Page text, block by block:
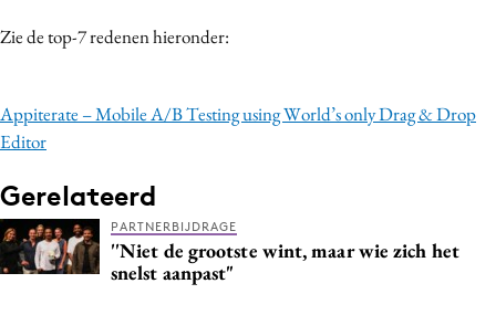
Data & Insights
Digital transformation
Diversiteit
Gedragsverandering
Influencer marketing
Interne communicatie
Zie de top-7 redenen hieronder:
Appiterate – Mobile A/B Testing using World’s only Drag & Drop
Editor
Gerelateerd
PARTNERBIJDRAGE
''Niet de grootste wint, maar wie zich het
snelst aanpast"